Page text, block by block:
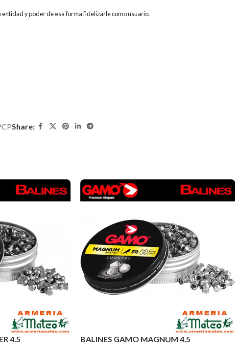
y poder de esa forma fidelizarle como usuario.
Share:
4.5 BALINES GAMO MAGNUM 4.5